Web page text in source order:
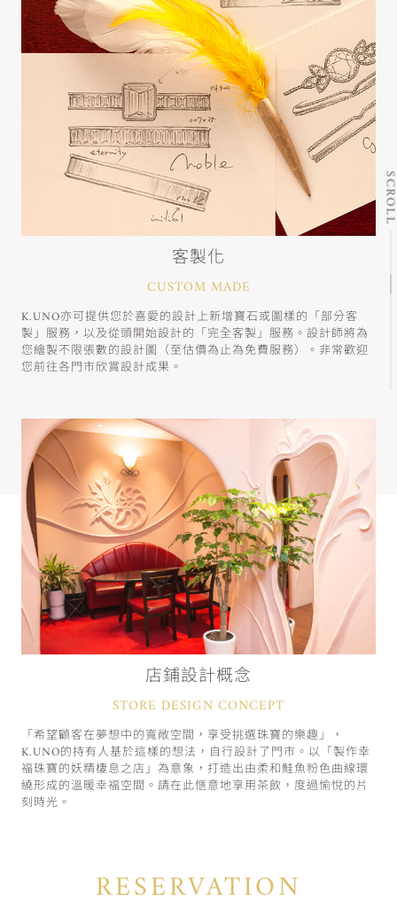
客製化
CUSTOM MADE
K.UNO亦可提供您於喜愛的設計上新增寶石或圖樣的「部分客
製」服務，以及從頭開始設計的「完全客製」服務。設計師將為
您繪製不限張數的設計圖（至估價為止為免費服務）。非常歡迎
您前往各門市欣賞設計成果。
店鋪設計概念
STORE DESIGN CONCEPT
「希望顧客在夢想中的寬敞空間，享受挑選珠寶的樂趣」，
K.UNO的持有人基於這樣的想法，自行設計了門市。以「製作幸
福珠寶的妖精棲息之店」為意象，打造出由柔和鮭魚粉色曲線環
繞形成的溫暖幸福空間。請在此愜意地享用茶飲，度過愉悅的片
刻時光。
RESERVATION